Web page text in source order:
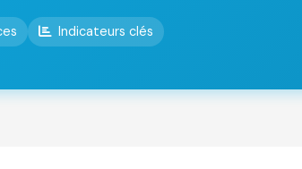
Indicateurs clés